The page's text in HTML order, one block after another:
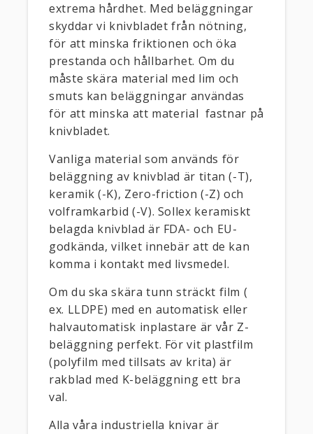
extrema hårdhet. Med beläggningar
skyddar vi knivbladet från nötning,
för att minska friktionen och öka
prestanda och hållbarhet. Om du
måste skära material med lim och
smuts kan beläggningar användas
för att minska att material fastnar på
knivbladet.
Vanliga material som används för
beläggning av knivblad är titan (-T),
keramik (-K), Zero-friction (-Z) och
volframkarbid (-V). Sollex keramiskt
belagda knivblad är FDA- och EU-
godkända, vilket innebär att de kan
komma i kontakt med livsmedel.
Om du ska skära tunn sträckt film (
ex. LLDPE) med en automatisk eller
halvautomatisk inplastare är vår Z-
beläggning perfekt. För vit plastfilm
(polyfilm med tillsats av krita) är
rakblad med K-beläggning ett bra
val.
Alla våra industriella knivar är